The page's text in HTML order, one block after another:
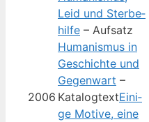
2006
Leid und Ster­be­
hil­fe – Aufsatz
Huma­nis­mus in
Geschich­te und
Gegen­wart –
Kata­log­textEini­
ge Moti­ve, eine